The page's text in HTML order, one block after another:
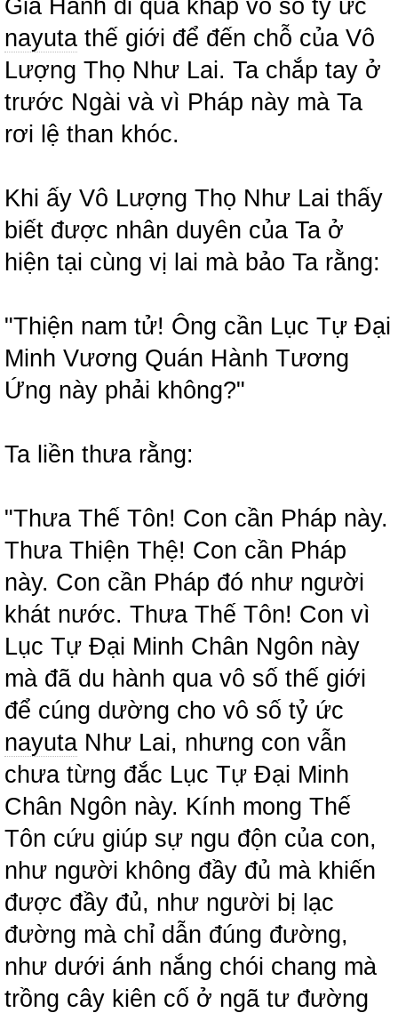
Gia Hành đi qua khắp vô số tỷ ức
nayuta thế giới để đến chỗ của Vô
Lượng Thọ Như Lai. Ta chắp tay ở
trước Ngài và vì Pháp này mà Ta
rơi lệ than khóc.
Khi ấy Vô Lượng Thọ Như Lai thấy
biết được nhân duyên của Ta ở
hiện tại cùng vị lai mà bảo Ta rằng:
"Thiện nam tử! Ông cần Lục Tự Đại
Minh Vương Quán Hành Tương
Ứng này phải không?"
Ta liền thưa rằng:
"Thưa Thế Tôn! Con cần Pháp này.
Thưa Thiện Thệ! Con cần Pháp
này. Con cần Pháp đó như người
khát nước. Thưa Thế Tôn! Con vì
Lục Tự Đại Minh Chân Ngôn này
mà đã du hành qua vô số thế giới
để cúng dường cho vô số tỷ ức
nayuta Như Lai, nhưng con vẫn
chưa từng đắc Lục Tự Đại Minh
Chân Ngôn này. Kính mong Thế
Tôn cứu giúp sự ngu độn của con,
như người không đầy đủ mà khiến
được đầy đủ, như người bị lạc
đường mà chỉ dẫn đúng đường,
như dưới ánh nắng chói chang mà
trồng cây kiên cố ở ngã tư đường